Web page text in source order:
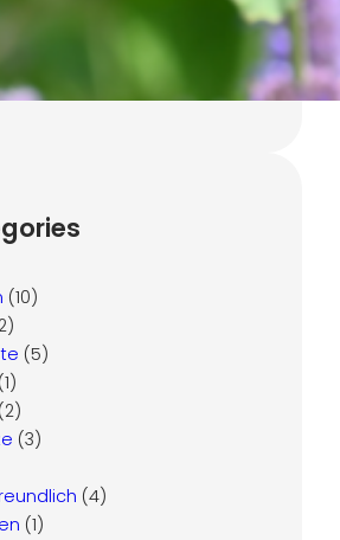
lat. Hyssopus Officinalis
2024
(10)
(5)
(1)
(2)
(3)
(4)
(1)